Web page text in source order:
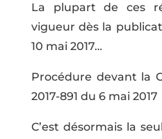
La plupart de ces
vigueur dès la
10 mai 2017…
Procédure devant la
2017-891 du 6 mai 2017
C’est désormais la